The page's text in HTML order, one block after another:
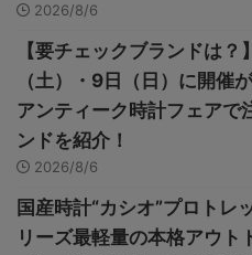
2026/8/6
【要チェックブランドは？
（土）・9日（日）に開催
アンティーク時計フェアで
ンドを紹介！
2026/8/6
国産時計“カシオ”プロトレ
リーズ最軽量の本格アウト